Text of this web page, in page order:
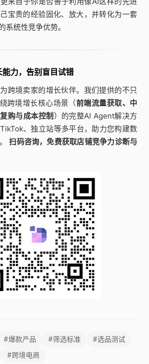
宝贵的经验固化、放大，并转化为一套
系统性竞争优势。
力，告别盲目试错
跨境卖家的增长伙伴。我们提供的不只
跨境增长核心场景（前端流量获取、中
购与成本控制 ）的完整AI Agent解决方
、独立站等多平台，助力您构建数
扫码咨询，免费获取店铺竞争力诊断与
#爆款产品 #筛选标准
#选品测试
#跨境电商